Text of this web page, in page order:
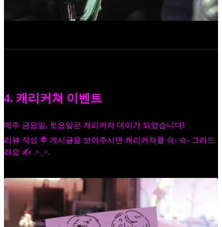
4. 캐리커쳐 이벤트
매주 금요일, 토요일은 캐리커쳐 데이가 되었습니다!
리뷰 작성 후 게시글을 보여주시면 캐리커쳐를 슥- 슥- 그려드
려요 ✍️ .>_<.